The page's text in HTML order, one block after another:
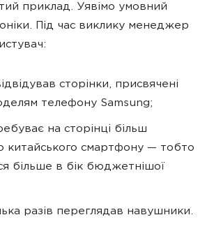
приклад. Уявімо умовний
Під час виклику менеджер
сторінки, присвячені
телефону Samsung;
на сторінці більш
китайського смартфону — тобто
більше в бік бюджетнішої
разів переглядав навушники.